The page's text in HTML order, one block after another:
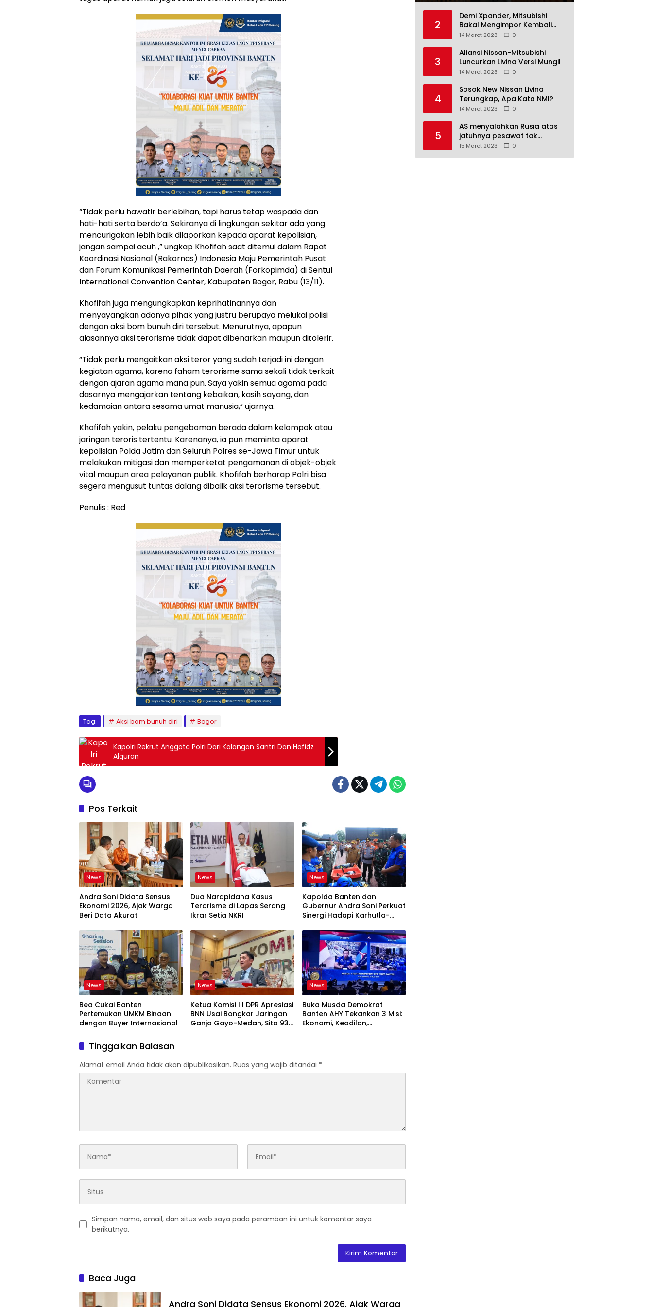
“Tidak perlu hawatir berlebihan, tapi harus tetap waspada dan
hati-hati serta berdo’a. Sekiranya di lingkungan sekitar ada yang
mencurigakan lebih baik dilaporkan kepada aparat kepolisian,
jangan sampai acuh ,” ungkap Khofifah saat ditemui dalam Rapat
Koordinasi Nasional (Rakornas) Indonesia Maju Pemerintah Pusat
dan Forum Komunikasi Pemerintah Daerah (Forkopimda) di Sentul
International Convention Center, Kabupaten Bogor, Rabu (13/11).
Khofifah juga mengungkapkan keprihatinannya dan
menyayangkan adanya pihak yang justru berupaya melukai polisi
dengan aksi bom bunuh diri tersebut. Menurutnya, apapun
alasannya aksi terorisme tidak dapat dibenarkan maupun ditolerir.
“Tidak perlu mengaitkan aksi teror yang sudah terjadi ini dengan
kegiatan agama, karena faham terorisme sama sekali tidak terkait
dengan ajaran agama mana pun. Saya yakin semua agama pada
dasarnya mengajarkan tentang kebaikan, kasih sayang, dan
kedamaian antara sesama umat manusia,” ujarnya.
Khofifah yakin, pelaku pengeboman berada dalam kelompok atau
jaringan teroris tertentu. Karenanya, ia pun meminta aparat
kepolisian Polda Jatim dan Seluruh Polres se-Jawa Timur untuk
melakukan mitigasi dan memperketat pengamanan di objek-objek
vital maupun area pelayanan publik. Khofifah berharap Polri bisa
segera mengusut tuntas dalang dibalik aksi terorisme tersebut.
Penulis : Red
Tag: Aksi bom bunuh diri Bogor
Kapolri Rekrut Anggota Polri Dari Kalangan Santri Dan Hafidz
Alquran
Pos Terkait
News
Andra Soni Didata Sensus
Ekonomi 2026, Ajak Warga
Beri Data Akurat
News
Dua Narapidana Kasus
Terorisme di Lapas Serang
Ikrar Setia NKRI
News
Kapolda Banten dan
Gubernur Andra Soni Perkuat
Sinergi Hadapi Karhutla-
News
Bea Cukai Banten
Pertemukan UMKM Binaan
dengan Buyer Internasional
News
Ketua Komisi III DPR Apresiasi
BNN Usai Bongkar Jaringan
Ganja Gayo-Medan, Sita 93
News
Buka Musda Demokrat
Banten AHY Tekankan 3 Misi:
Ekonomi, Keadilan,
Tinggalkan Balasan
Alamat email Anda tidak akan dipublikasikan. Ruas yang wajib ditandai *
Simpan nama, email, dan situs web saya pada peramban ini untuk komentar saya
berikutnya.
Baca Juga
Andra Soni Didata Sensus Ekonomi 2026, Ajak Warga
2
Demi Xpander, Mitsubishi
Bakal Mengimpor Kembali
Pajero Sport
14 Maret 2023 0
3
Aliansi Nissan-Mitsubishi
Luncurkan Livina Versi Mungil
14 Maret 2023 0
4
Sosok New Nissan Livina
Terungkap, Apa Kata NMI?
14 Maret 2023 0
5
AS menyalahkan Rusia atas
jatuhnya pesawat tak
berawak di Laut Hitam,
15 Maret 2023 0